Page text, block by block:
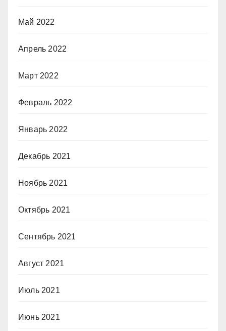
Май 2022
Апрель 2022
Март 2022
Февраль 2022
Январь 2022
Декабрь 2021
Ноябрь 2021
Октябрь 2021
Сентябрь 2021
Август 2021
Июль 2021
Июнь 2021